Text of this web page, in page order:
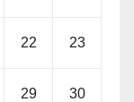
22 23
29 30